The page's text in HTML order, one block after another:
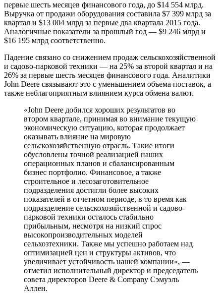
первые шесть месяцев финансового года, до $14 554 млрд.
Выручка от продажи оборудования составила $7 399 млрд за
квартал и $13 004 млрд за первые два квартала 2015 года.
Аналогичные показатели за прошлый год — $9 246 млрд и
$16 195 млрд соответственно.
Падение связано со снижением продаж сельскохозяйственной
и садово-парковой техники — на 25% за второй квартал и на
26% за первые шесть месяцев финансового года. Аналитики
John Deere связывают это с уменьшением объема поставок, а
также неблагоприятным влиянием курса обмена валют.
«John Deere добился хороших результатов во
втором квартале, принимая во внимание текущую
экономическую ситуацию, которая продолжает
оказывать влияние на мировую
сельскохозяйственную отрасль. Такие итоги
обусловлены точной реализацией наших
операционных планов и сбалансированным
бизнес портфолио. Финансовое, а также
строительное и лесозаготовительное
подразделения достигли более высоких
показателей в отчетном периоде, в то время как
подразделение сельскохозяйственной и садово-
парковой техники осталось стабильно
прибыльным, несмотря на низкий спрос
высокопроизводительных моделей
сельхозтехники. Также мы успешно работаем над
оптимизацией цен и структуры активов, что
увеличивает устойчивость нашей компании», —
отметил исполнительный директор и председатель
совета директоров Deere & Company Сэмуэль
Аллен.